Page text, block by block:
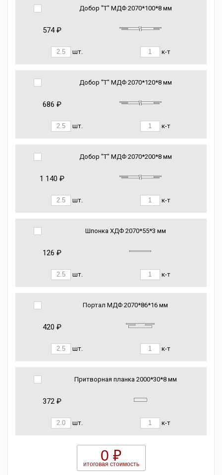
Добор "Т" МДФ 2070*100*8 мм
574 ₽
шт. к-т
Добор "Т" МДФ 2070*120*8 мм
686 ₽
шт. к-т
Добор "Т" МДФ 2070*200*8 мм
1 140 ₽
шт. к-т
Шпонка ХДФ 2070*55*3 мм
126 ₽
шт. к-т
Портал МДФ 2070*86*16 мм
420 ₽
шт. к-т
Притворная планка 2000*30*8 мм
372 ₽
шт. к-т
0 ₽
итоговая стоимость